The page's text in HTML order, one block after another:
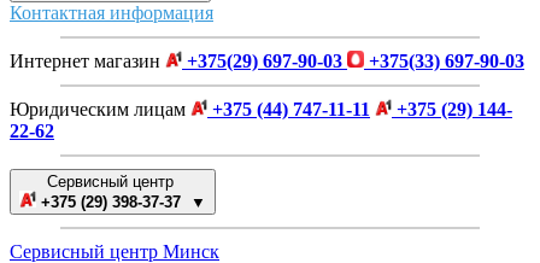
Контактная информация
Интернет магазин +375(29) 697-90-03 +375(33) 697-90-03
Юридическим лицам +375 (44) 747-11-11
+375 (29) 144-
22-62
Сервисный центр
+375 (29) 398-37-37 ▼
Сервисный центр Минск